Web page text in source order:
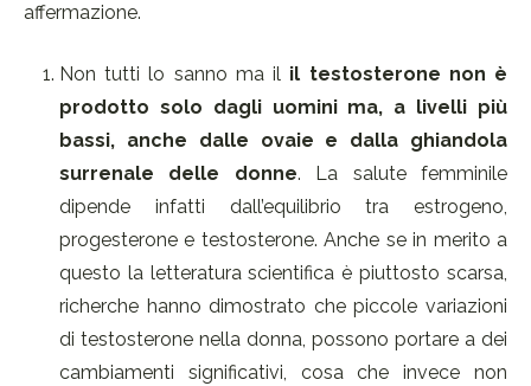
affermazione.
Non tutti lo sanno ma il il testosterone non è
prodotto solo dagli uomini ma, a livelli più
bassi, anche dalle ovaie e dalla ghiandola
surrenale delle donne. La salute femminile
dipende infatti dall’equilibrio tra estrogeno,
progesterone e testosterone. Anche se in merito a
questo la letteratura scientifica è piuttosto scarsa,
richerche hanno dimostrato che piccole variazioni
di testosterone nella donna, possono portare a dei
cambiamenti significativi, cosa che invece non